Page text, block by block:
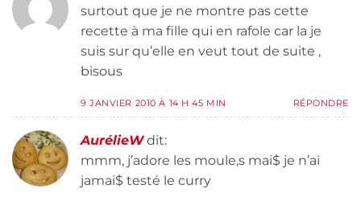
surtout que je ne montre pas cette
recette à ma fille qui en rafole car la je
suis sur qu’elle en veut tout de suite ,
bisous
9 JANVIER 2010 À 14 H 45 MIN RÉPONDRE
AurélieW dit:
mmm, j’adore les moule,s mai$ je n’ai
jamai$ testé le curry